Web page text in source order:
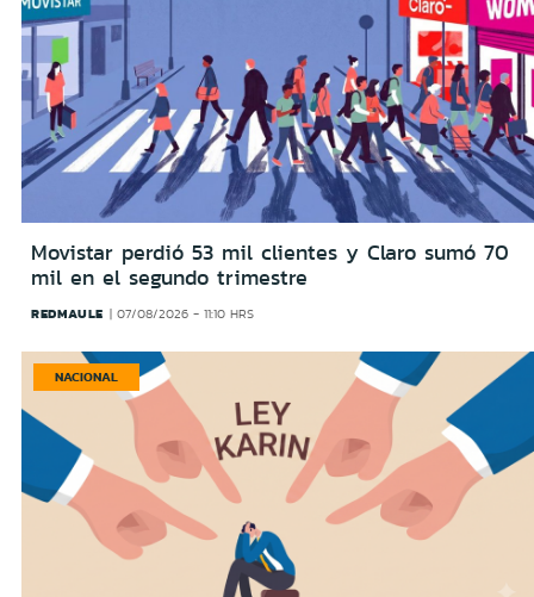
Movistar perdió 53 mil clientes y Claro sumó 70
mil en el segundo trimestre
REDMAULE 07/08/2026 - 11:10 HRS
NACIONAL